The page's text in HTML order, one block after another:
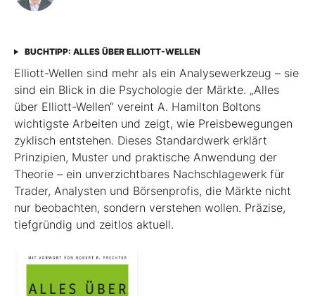
BUCHTIPP: ALLES ÜBER ELLIOTT-WELLEN
Elliott-Wellen sind mehr als ein Analysewerkzeug – sie
sind ein Blick in die Psychologie der Märkte. „Alles
über Elliott-Wellen“ vereint A. Hamilton Boltons
wichtigste Arbeiten und zeigt, wie Preisbewegungen
zyklisch entstehen. Dieses Standardwerk erklärt
Prinzipien, Muster und praktische Anwendung der
Theorie – ein unverzichtbares Nachschlagewerk für
Trader, Analysten und Börsenprofis, die Märkte nicht
nur beobachten, sondern verstehen wollen. Präzise,
tiefgründig und zeitlos aktuell.